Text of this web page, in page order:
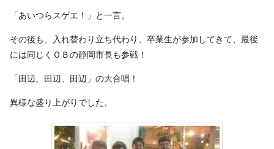
「あいつらスゲエ！」と一言。
その後も、入れ替わり立ち代わり、卒業生が参加してきて、最後
には同じくＯＢの静岡市長も参戦！
「田辺、田辺、田辺」の大合唱！
異様な盛り上がりでした。